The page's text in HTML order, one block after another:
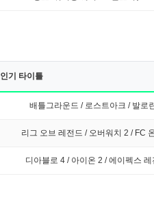
인기 타이틀
배틀그라운드 / 로스트아크 / 발로
리그 오브 레전드 / 오버워치 2 / FC
디아블로 4 / 아이온 2 / 에이펙스 레